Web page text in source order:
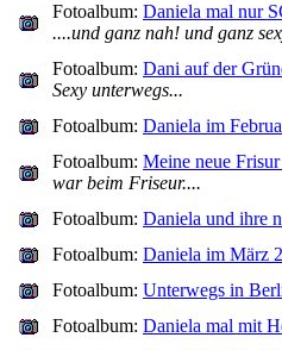
Fotoalbum: Daniela mal nur
....und ganz nah! und ganz
Fotoalbum: Dani auf der
Sexy unterwegs...
Fotoalbum: Daniela im
Fotoalbum: Meine neue
war beim Friseur....
Fotoalbum: Daniela und ihre
Fotoalbum: Daniela im März
Fotoalbum: Unterwegs in
Fotoalbum: Daniela mal mit